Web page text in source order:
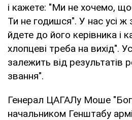
і кажете: "Ми не хочемо,
Ти не годишся". У нас усі ж
йдете до його керівника і
хлопцеві треба на вихід".
залежить від результатів
звання".
Генерал ЦАГАЛу Моше
начальником Генштабу